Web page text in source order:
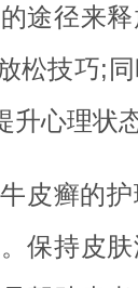
途径来释
松技巧;
心理状态
皮癣的
保持皮